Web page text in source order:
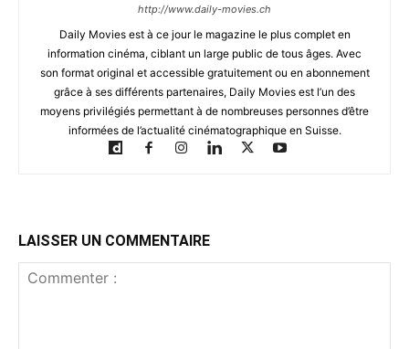
http://www.daily-movies.ch
Daily Movies est à ce jour le magazine le plus complet en
information cinéma, ciblant un large public de tous âges. Avec
son format original et accessible gratuitement ou en abonnement
grâce à ses différents partenaires, Daily Movies est l’un des
moyens privilégiés permettant à de nombreuses personnes d’être
informées de l’actualité cinématographique en Suisse.
LAISSER UN COMMENTAIRE